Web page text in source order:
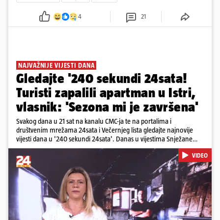
4 21
NAJVAŽNIJE VIJESTI DANA
Gledajte '240 sekundi 24sata!
Turisti zapalili apartman u Istri,
vlasnik: 'Sezona mi je završena'
Svakog dana u 21 sat na kanalu CMC-ja te na portalima i
društvenim mrežama 24sata i Večernjeg lista gledajte najnovije
vijesti dana u '240 sekundi 24sata'. Danas u vijestima Snježane
Krnetić: Turisti uništili apartman u Istri, 125 milijuna eura mogla bi
stajati sanacija otpada u Gospiću, u Osijeku pretukli nogometnog
suca, od utorka nove cijene goriva, rastu mirovine za 200 tisuća
branitelja...
Pokretanje videa...
VIDEO